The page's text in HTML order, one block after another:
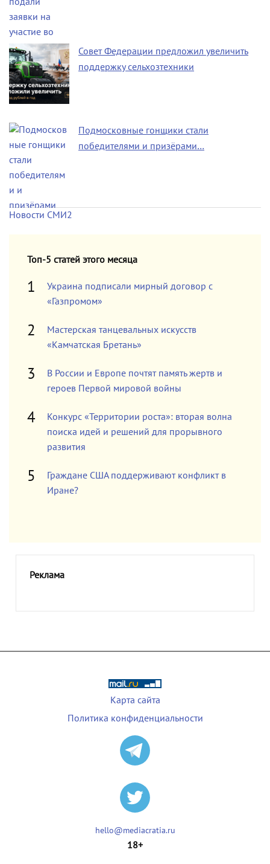
Совет Федерации предложил увеличить
поддержку сельхозтехники
Подмосковные гонщики стали
победителями и призёрами…
Новости СМИ2
Топ-5 статей этого месяца
Украина подписали мирный договор с
«Газпромом»
Мастерская танцевальных искусств
«Камчатская Бретань»
В России и Европе почтят память жертв и
героев Первой мировой войны
Конкурс «Территории роста»: вторая волна
поиска идей и решений для прорывного
развития
Граждане США поддерживают конфликт в
Иране?
Реклама
Карта сайта
Политика конфиденциальности
hello@mediacratia.ru
18+